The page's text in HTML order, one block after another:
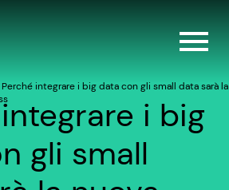
Perché integrare i big data con gli small data sarà la
i big
gli small